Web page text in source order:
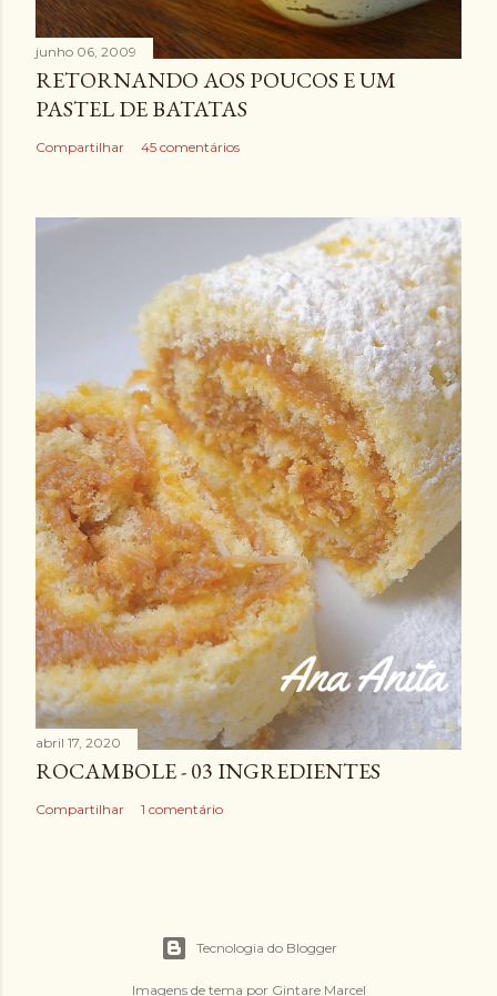
junho 06, 2009
RETORNANDO AOS POUCOS E UM
PASTEL DE BATATAS
Compartilhar 45 comentários
abril 17, 2020
ROCAMBOLE - 03 INGREDIENTES
Compartilhar 1 comentário
Tecnologia do Blogger
Imagens de tema por Gintare Marcel